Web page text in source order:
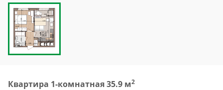
Квартира 1-комнатная 35.9 м2